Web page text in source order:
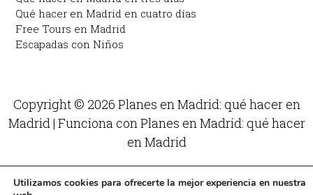
Qué hacer en Madrid en cuatro días
Free Tours en Madrid
Escapadas con Niños
Copyright © 2026 Planes en Madrid: qué hacer en
Madrid | Funciona con Planes en Madrid: qué hacer
en Madrid
Utilizamos cookies para ofrecerte la mejor experiencia en nuestra